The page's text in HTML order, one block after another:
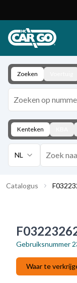
Download
ContactZoeken
Kenteken
NL
Catalogus
Gebruiksnummer
Waar te